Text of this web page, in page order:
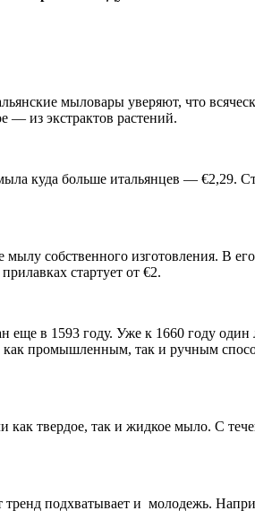
мыловары уверяют, что
— из экстрактов растений.
куда больше итальянцев — €2,29.
мылу собственного изготовления. В
стартует от €2.
еще в 1593 году. Уже к 1660 году
как промышленным, так и ручным
твердое, так и жидкое мыло. С
тренд подхватывает и молодежь.